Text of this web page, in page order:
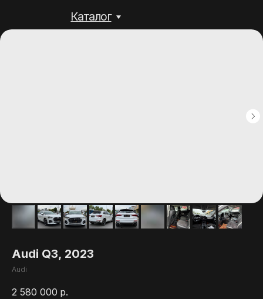
Каталог
Audi Q3, 2023
Audi
2 580 000 р.